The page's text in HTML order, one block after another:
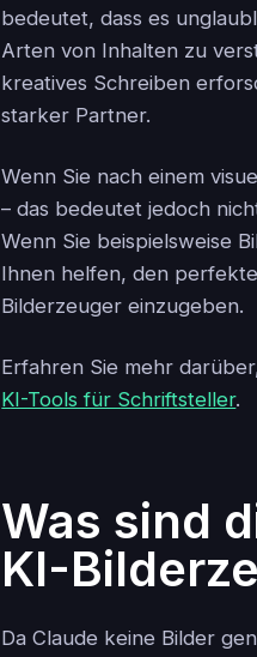
bedeutet, dass es
Arten von Inhalten zu
kreatives Schreiben
starker Partner.
Wenn Sie nach einem
– das bedeutet jedoch
Wenn Sie beispielsweise
Ihnen helfen, den
Bilderzeuger einzugeben.
Erfahren Sie mehr
KI-Tools für Schriftsteller.
Was sind
KI-
Da Claude keine Bilder